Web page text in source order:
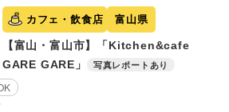
カフェ・飲食店 富山県
【富山・富山市】「Kitchen&cafe
GARE GARE」
写真レポートあり